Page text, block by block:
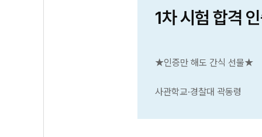
1차 시험 합격
★인증만 해도 간식 선물★
사관학교·경찰대 곽동령